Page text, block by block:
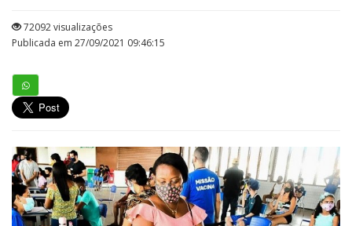
72092 visualizações
Publicada em 27/09/2021 09:46:15